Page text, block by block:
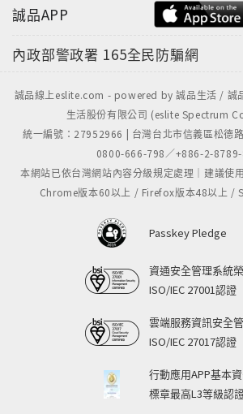
誠品APP
內政部警政署 165全民防騙網
誠品線上eslite.com - powered by 誠品生活 / 誠
生活股份有限公司 (eslite Spectrum
統一編號：27952966 | 台灣台北市信義區松德
0800-666-798／+886-2-
本網站已依台灣網站內容分級規定處理｜建議使
Chrome版本60以上 / Firefox版本48以上 /
Passkey Pledge
資通安全管理系統
ISO/IEC 27001認證
雲端服務資訊安全
ISO/IEC 27017認證
行動應用APP基本
標章最高L3等級認